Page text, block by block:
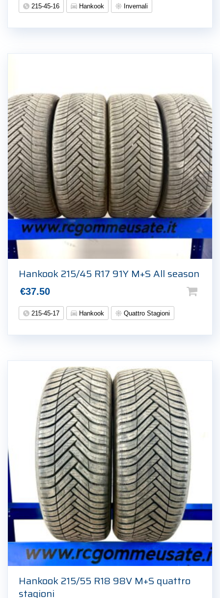
215-45-16 Hankook Invernali
Hankook 215/45 R17 91Y M+S All season
€37.50
215-45-17 Hankook Quattro Stagioni
Hankook 215/55 R18 98V M+S quattro
stagioni